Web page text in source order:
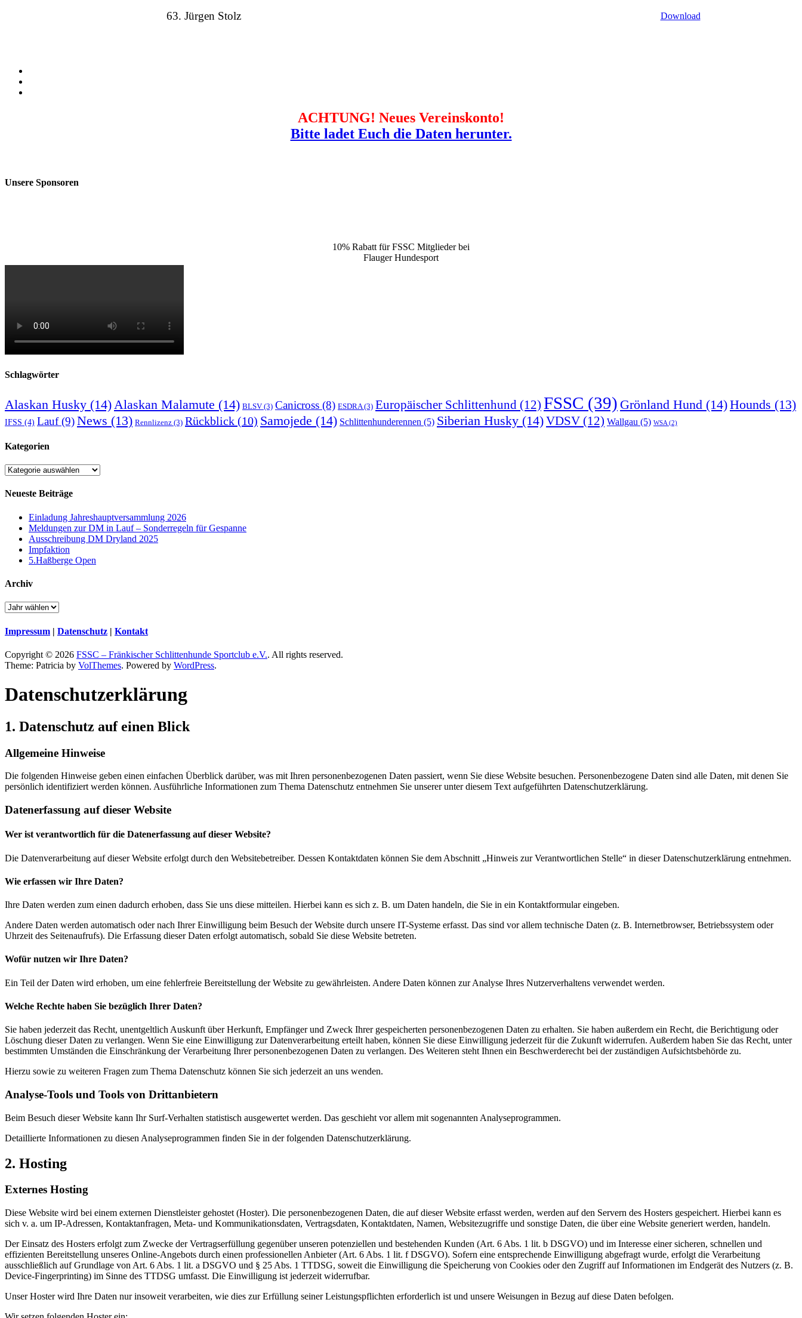
63. Jürgen Stolz Download
ACHTUNG! Neues Vereinskonto!
Bitte ladet Euch die Daten herunter.
Unsere Sponsoren
10% Rabatt für FSSC Mitglieder bei
Flauger Hundesport
Schlagwörter
Alaskan Husky (14) Alaskan Malamute (14) BLSV (3) Canicross (8) ESDRA (3) Europäischer Schlittenhund (12) FSSC (39) Grönland Hund (14)Hounds (13)
IFSS (4) Lauf(9)News (13) Rennlizenz (3) Rückblick (10) Samojede (14) Schlittenhunderennen (5) Siberian Husky (14)VDSV (12) Wallgau (5) WSA (2)
Kategorien
Kategorien
Neueste Beiträge
Einladung Jahreshauptversammlung 2026
Meldungen zur DM in Lauf – Sonderregeln für Gespanne
Ausschreibung DM Dryland 2025
Impfaktion
5.Haßberge Open
Archiv
Impressum | Datenschutz | Kontakt
Copyright © 2026 FSSC – Fränkischer Schlittenhunde Sportclub e.V.. All rights reserved.
Theme: Patricia by VolThemes. Powered by WordPress.
Datenschutz­erklärung
1. Datenschutz auf einen Blick
Allgemeine Hinweise
Die folgenden Hinweise geben einen einfachen Überblick darüber, was mit Ihren personenbezogenen Daten passiert, wenn Sie diese Website besuchen. Personenbezogene Daten sind alle Daten, mit denen Sie
persönlich identifiziert werden können. Ausführliche Informationen zum Thema Datenschutz entnehmen Sie unserer unter diesem Text aufgeführten Datenschutzerklärung.
Datenerfassung auf dieser Website
Wer ist verantwortlich für die Datenerfassung auf dieser Website?
Die Datenverarbeitung auf dieser Website erfolgt durch den Websitebetreiber. Dessen Kontaktdaten können Sie dem Abschnitt „Hinweis zur Verantwortlichen Stelle“ in dieser Datenschutzerklärung entnehmen.
Wie erfassen wir Ihre Daten?
Ihre Daten werden zum einen dadurch erhoben, dass Sie uns diese mitteilen. Hierbei kann es sich z. B. um Daten handeln, die Sie in ein Kontaktformular eingeben.
Andere Daten werden automatisch oder nach Ihrer Einwilligung beim Besuch der Website durch unsere IT-Systeme erfasst. Das sind vor allem technische Daten (z. B. Internetbrowser, Betriebssystem oder
Uhrzeit des Seitenaufrufs). Die Erfassung dieser Daten erfolgt automatisch, sobald Sie diese Website betreten.
Wofür nutzen wir Ihre Daten?
Ein Teil der Daten wird erhoben, um eine fehlerfreie Bereitstellung der Website zu gewährleisten. Andere Daten können zur Analyse Ihres Nutzerverhaltens verwendet werden.
Welche Rechte haben Sie bezüglich Ihrer Daten?
Sie haben jederzeit das Recht, unentgeltlich Auskunft über Herkunft, Empfänger und Zweck Ihrer gespeicherten personenbezogenen Daten zu erhalten. Sie haben außerdem ein Recht, die Berichtigung oder
Löschung dieser Daten zu verlangen. Wenn Sie eine Einwilligung zur Datenverarbeitung erteilt haben, können Sie diese Einwilligung jederzeit für die Zukunft widerrufen. Außerdem haben Sie das Recht, unter
bestimmten Umständen die Einschränkung der Verarbeitung Ihrer personenbezogenen Daten zu verlangen. Des Weiteren steht Ihnen ein Beschwerderecht bei der zuständigen Aufsichtsbehörde zu.
Hierzu sowie zu weiteren Fragen zum Thema Datenschutz können Sie sich jederzeit an uns wenden.
Analyse-Tools und Tools von Dritt­anbietern
Beim Besuch dieser Website kann Ihr Surf-Verhalten statistisch ausgewertet werden. Das geschieht vor allem mit sogenannten Analyseprogrammen.
Detaillierte Informationen zu diesen Analyseprogrammen finden Sie in der folgenden Datenschutzerklärung.
2. Hosting
Externes Hosting
Diese Website wird bei einem externen Dienstleister gehostet (Hoster). Die personenbezogenen Daten, die auf dieser Website erfasst werden, werden auf den Servern des Hosters gespeichert. Hierbei kann es
sich v. a. um IP-Adressen, Kontaktanfragen, Meta- und Kommunikationsdaten, Vertragsdaten, Kontaktdaten, Namen, Websitezugriffe und sonstige Daten, die über eine Website generiert werden, handeln.
Der Einsatz des Hosters erfolgt zum Zwecke der Vertragserfüllung gegenüber unseren potenziellen und bestehenden Kunden (Art. 6 Abs. 1 lit. b DSGVO) und im Interesse einer sicheren, schnellen und
effizienten Bereitstellung unseres Online-Angebots durch einen professionellen Anbieter (Art. 6 Abs. 1 lit. f DSGVO). Sofern eine entsprechende Einwilligung abgefragt wurde, erfolgt die Verarbeitung
ausschließlich auf Grundlage von Art. 6 Abs. 1 lit. a DSGVO und § 25 Abs. 1 TTDSG, soweit die Einwilligung die Speicherung von Cookies oder den Zugriff auf Informationen im Endgerät des Nutzers (z. B.
Device-Fingerprinting) im Sinne des TTDSG umfasst. Die Einwilligung ist jederzeit widerrufbar.
Unser Hoster wird Ihre Daten nur insoweit verarbeiten, wie dies zur Erfüllung seiner Leistungspflichten erforderlich ist und unsere Weisungen in Bezug auf diese Daten befolgen.